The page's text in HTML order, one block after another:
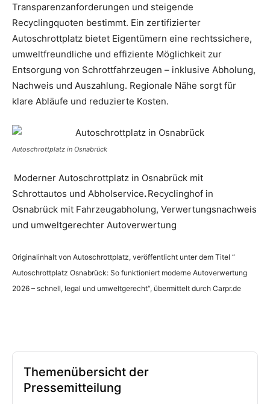
Transparenzanforderungen und steigende
Recyclingquoten bestimmt. Ein zertifizierter
Autoschrottplatz bietet Eigentümern eine rechtssichere,
umweltfreundliche und effiziente Möglichkeit zur
Entsorgung von Schrottfahrzeugen – inklusive Abholung,
Nachweis und Auszahlung. Regionale Nähe sorgt für
klare Abläufe und reduzierte Kosten.
Autoschrottplatz in Osnabrück
Moderner Autoschrottplatz in Osnabrück mit
Schrottautos und Abholservice.Recyclinghof in
Osnabrück mit Fahrzeugabholung, Verwertungsnachweis
und umweltgerechter Autoverwertung
Originalinhalt von Autoschrottplatz, veröffentlicht unter dem Titel “
Autoschrottplatz Osnabrück: So funktioniert moderne Autoverwertung
2026 – schnell, legal und umweltgerecht“, übermittelt durch Carpr.de
Themenübersicht der
Pressemitteilung